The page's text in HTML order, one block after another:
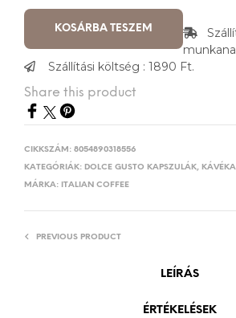
KOSÁRBA TESZEM
Szállítási költség : 1890 Ft.
Share this product
CIKKSZÁM: 8054890318556
KATEGÓRIÁK: DOLCE GUSTO KAPSZULÁK,
MÁRKA: ITALIAN COFFEE
PREVIOUS PRODUCT
LEÍRÁS
ÉRTÉKELÉSEK